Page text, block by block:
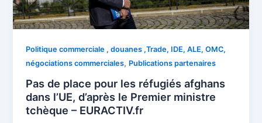
Politique commerciale , douanes ,Trade, IDE, ALE, OMC,
négociations commerciales, Publications partenaires
Pas de place pour les réfugiés afghans
dans l’UE, d’après le Premier ministre
tchèque – EURACTIV.fr